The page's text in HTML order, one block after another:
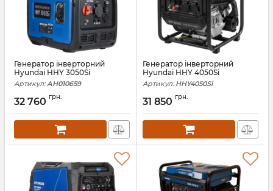
Генератор інверторний
Hyundai HHY 3050Si
Артикул: АН010659
32 760 грн.
Генератор інверторний
Hyundai HHY 4050Si
Артикул: HHY4050Si
31 850 грн.